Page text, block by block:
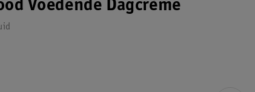
Voedende Dagcrème